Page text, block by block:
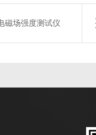
磁场强度测试仪